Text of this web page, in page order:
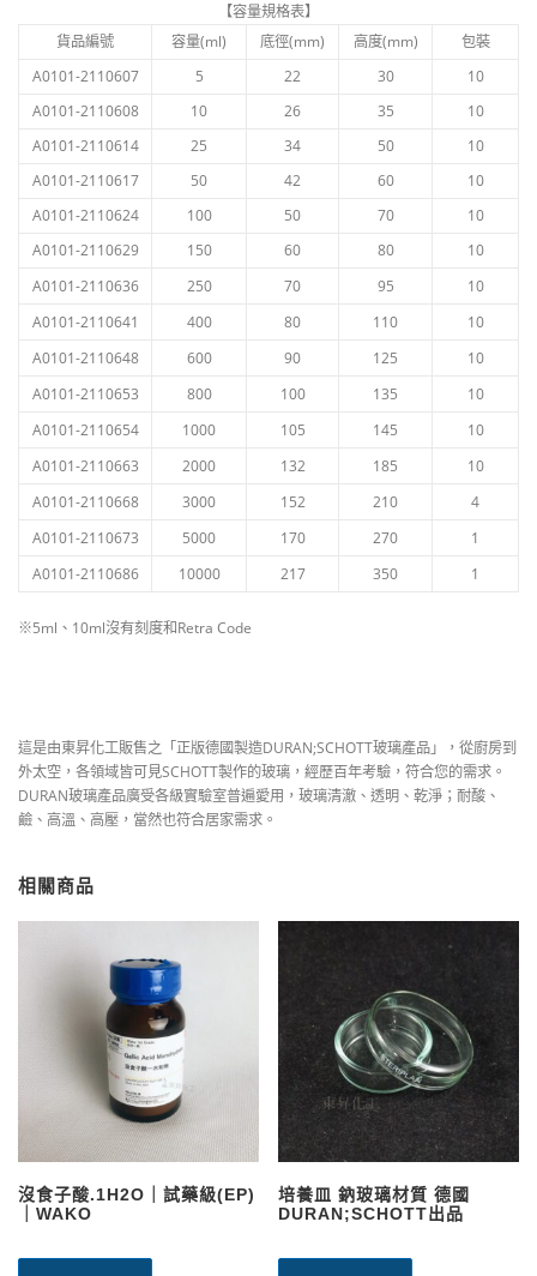
【容量規格表】
貨品編號
容量(ml) 底徑(mm) 高度(mm)
包裝
A0101-2110607
5 22 30
10
A0101-2110608
10 26 35
10
A0101-2110614
25 34 50
10
A0101-2110617
50 42 60
10
A0101-2110624
100 50 70
10
A0101-2110629
150 60 80
10
A0101-2110636
250 70 95
10
A0101-2110641
400 80 110
10
A0101-2110648
600 90 125
10
A0101-2110653
800 100 135
10
A0101-2110654
1000 105 145
10
A0101-2110663
2000 132 185
10
A0101-2110668
3000 152 210
4
A0101-2110673
5000 170 270
1
A0101-2110686
10000 217 350 1
※5ml、10ml沒有刻度和Retra Code
這是由東昇化工販售之「正版德國製造DURAN;SCHOTT玻璃產品」，從廚房到
外太空，各領域皆可見SCHOTT製作的玻璃，經歷百年考驗，符合您的需求。
DURAN玻璃產品廣受各級實驗室普遍愛用，玻璃清澈、透明、乾淨；耐酸、
鹼、高溫、高壓，當然也符合居家需求。
相關商品
沒食子酸.1H2O｜試藥級(EP)
｜WAKO
培養皿 鈉玻璃材質 德國
DURAN;SCHOTT出品